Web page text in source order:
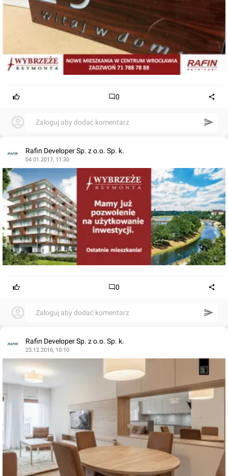
0
Zaloguj aby dodać komentarz
Rafin Developer Sp. z o.o. Sp. k.
04.01.2017, 11:30
0
Zaloguj aby dodać komentarz
Rafin Developer Sp. z o.o. Sp. k.
23.12.2016, 10:10